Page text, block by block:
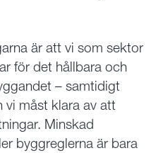
är att vi som sektor
för det hållbara och
– samtidigt
vi måst klara av att
Minskad
byggreglerna är bara